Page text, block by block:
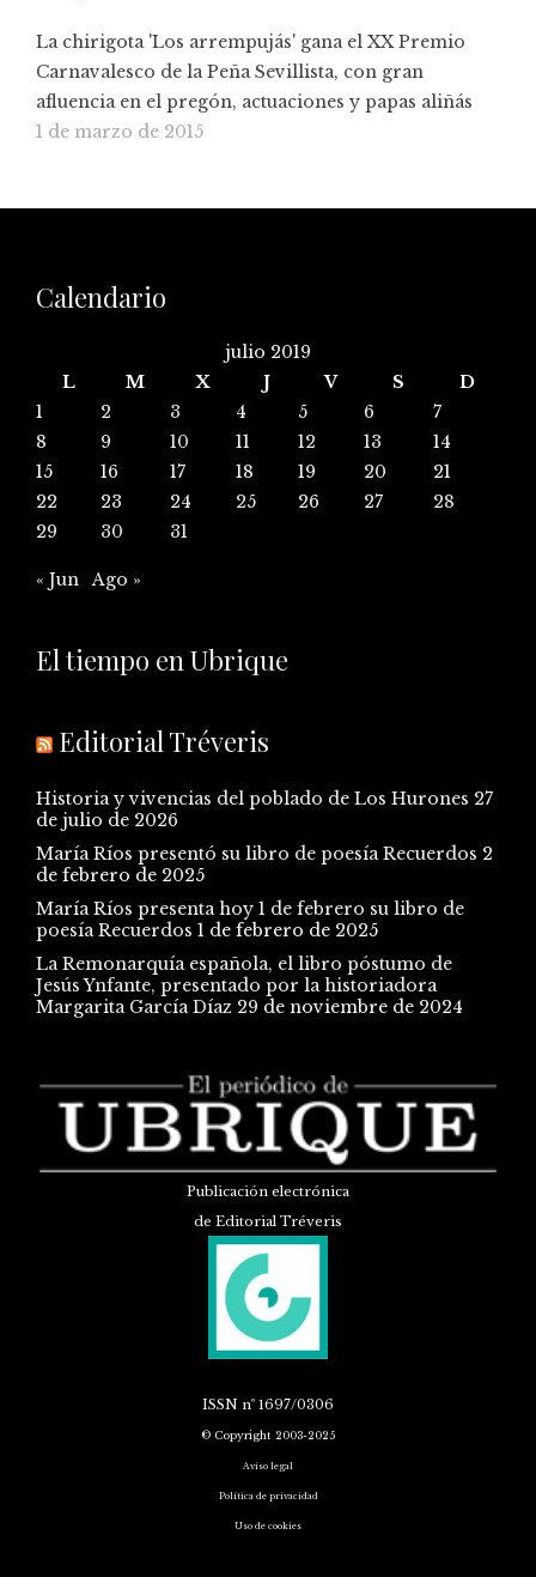
La chirigota 'Los arrempujás' gana el XX Premio
Carnavalesco de la Peña Sevillista, con gran
afluencia en el pregón, actuaciones y papas aliñás
1 de marzo de 2015
Calendario
julio 2019
L
M X J V S
D
1
2 3 4 5 6
7
8
9 10 11 12 13
14
15
16 17 18 19 20
21
22
23 24 25 26 27
28
29
30 31
« Jun Ago »
El tiempo en Ubrique
Editorial Tréveris
Historia y vivencias del poblado de Los Hurones 27
de julio de 2026
María Ríos presentó su libro de poesía Recuerdos 2
de febrero de 2025
María Ríos presenta hoy 1 de febrero su libro de
poesía Recuerdos 1 de febrero de 2025
La Remonarquía española, el libro póstumo de
Jesús Ynfante, presentado por la historiadora
Margarita García Díaz 29 de noviembre de 2024
Publicación electrónica
de Editorial Tréveris
ISSN nº 1697/0306
© Copyright 2003-2025
Aviso legal
Política de privacidad
Uso de cookies